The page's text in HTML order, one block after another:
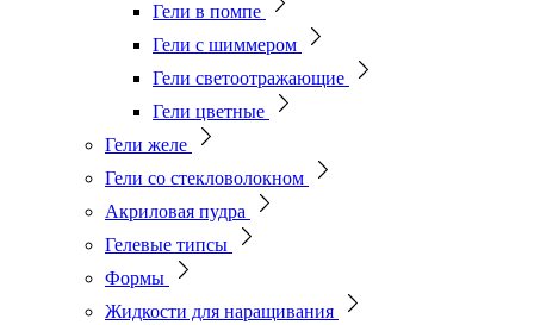
Гели в помпе
Гели с шиммером
Гели светоотражающие
Гели цветные
Гели желе
Гели со стекловолокном
Акриловая пудра
Гелевые типсы
Формы
Жидкости для наращивания